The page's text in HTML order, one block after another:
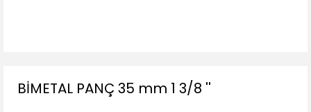
BİMETAL PANÇ 35 mm 1 3/8 ''